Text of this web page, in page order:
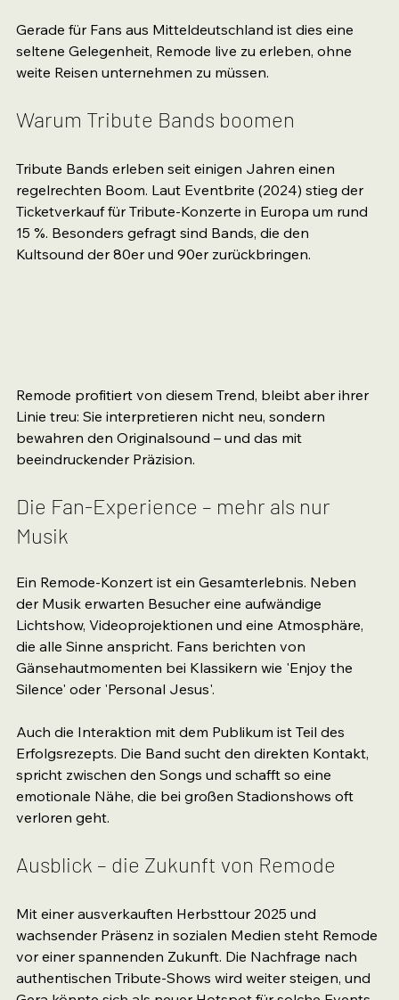
Gerade für Fans aus Mitteldeutschland ist dies eine
seltene Gelegenheit, Remode live zu erleben, ohne
weite Reisen unternehmen zu müssen.
Warum Tribute Bands boomen
Tribute Bands erleben seit einigen Jahren einen
regelrechten Boom. Laut Eventbrite (2024) stieg der
Ticketverkauf für Tribute-Konzerte in Europa um rund
15 %. Besonders gefragt sind Bands, die den
Kultsound der 80er und 90er zurückbringen.
Remode profitiert von diesem Trend, bleibt aber ihrer
Linie treu: Sie interpretieren nicht neu, sondern
bewahren den Originalsound – und das mit
beeindruckender Präzision.
Die Fan-Experience – mehr als nur
Musik
Ein Remode-Konzert ist ein Gesamterlebnis. Neben
der Musik erwarten Besucher eine aufwändige
Lichtshow, Videoprojektionen und eine Atmosphäre,
die alle Sinne anspricht. Fans berichten von
Gänsehautmomenten bei Klassikern wie 'Enjoy the
Silence' oder 'Personal Jesus'.
Auch die Interaktion mit dem Publikum ist Teil des
Erfolgsrezepts. Die Band sucht den direkten Kontakt,
spricht zwischen den Songs und schafft so eine
emotionale Nähe, die bei großen Stadionshows oft
verloren geht.
Ausblick – die Zukunft von Remode
Mit einer ausverkauften Herbsttour 2025 und
wachsender Präsenz in sozialen Medien steht Remode
vor einer spannenden Zukunft. Die Nachfrage nach
authentischen Tribute-Shows wird weiter steigen, und